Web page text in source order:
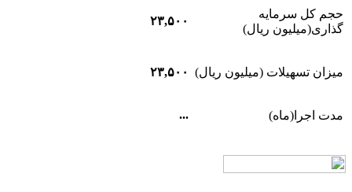
حجم کل سرمایه
گذاری(میلیون ریال)
۲۳,۵۰۰
میزان تسهیلات (میلیون ریال) ۲۳,۵۰۰
مدت اجرا(ماه) ...